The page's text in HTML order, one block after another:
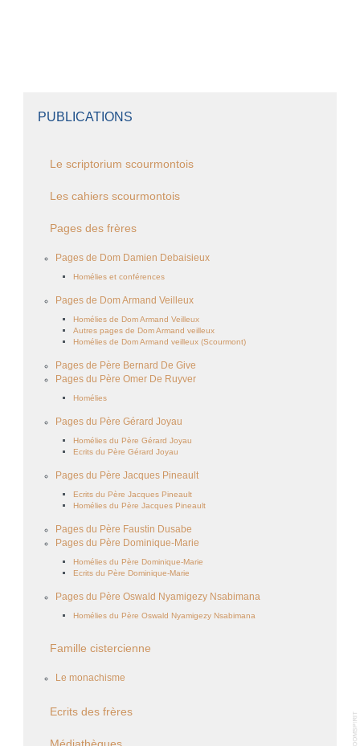
PUBLICATIONS
Le scriptorium scourmontois
Les cahiers scourmontois
Pages des frères
Pages de Dom Damien Debaisieux
Homélies et conférences
Pages de Dom Armand Veilleux
Homélies de Dom Armand Veilleux
Autres pages de Dom Armand veilleux
Homélies de Dom Armand veilleux (Scourmont)
Pages de Père Bernard De Give
Pages du Père Omer De Ruyver
Homélies
Pages du Père Gérard Joyau
Homélies du Père Gérard Joyau
Ecrits du Père Gérard Joyau
Pages du Père Jacques Pineault
Ecrits du Père Jacques Pineault
Homélies du Père Jacques Pineault
Pages du Père Faustin Dusabe
Pages du Père Dominique-Marie
Homélies du Père Dominique-Marie
Ecrits du Père Dominique-Marie
Pages du Père Oswald Nyamigezy Nsabimana
Homélies du Père Oswald Nyamigezy Nsabimana
Famille cistercienne
Le monachisme
Ecrits des frères